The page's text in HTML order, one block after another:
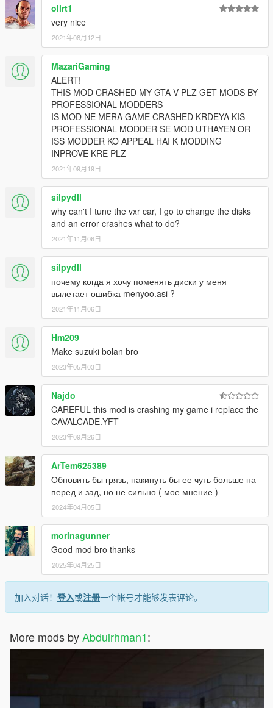
ollrt1
very nice
2021年08月12日
MazariGaming
ALERT!
THIS MOD CRASHED MY GTA V PLZ GET MODS BY
PROFESSIONAL MODDERS
IS MOD NE MERA GAME CRASHED KRDEYA KIS
PROFESSIONAL MODDER SE MOD UTHAYEN OR
ISS MODDER KO APPEAL HAI K MODDING
INPROVE KRE PLZ
2021年09月19日
silpydll
why can't I tune the vxr car, I go to change the disks
and an error crashes what to do?
2021年11月06日
silpydll
почему когда я хочу поменять диски у меня
вылетает ошибка menyoo.asi ?
2021年11月06日
Hm209
Make suzuki bolan bro
2023年05月03日
Najdo
CAREFUL this mod is crashing my game i replace the
CAVALCADE.YFT
2023年09月26日
ArTem625389
Обновить бы грязь, накинуть бы ее чуть больше на
перед и зад, но не сильно ( мое мнение )
2024年04月05日
morinagunner
Good mod bro thanks
2025年04月25日
加入对话！ 登入或注册一个帐号才能够发表评论。
More mods byAbdulrhman1: